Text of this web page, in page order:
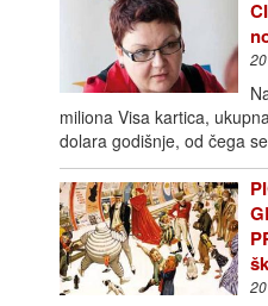
miliona Visa kartica,
dolara godišnje, od čega